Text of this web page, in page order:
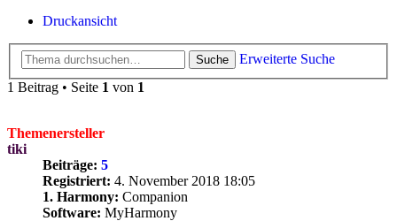
Druckansicht
Suche
Erweiterte Suche
1 Beitrag • Seite 1 von 1
Themenersteller
tiki
Beiträge: 5
Registriert: 4. November 2018 18:05
1. Harmony: Companion
Software: MyHarmony